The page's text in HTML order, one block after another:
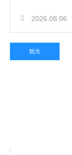
2026.08.06
観光